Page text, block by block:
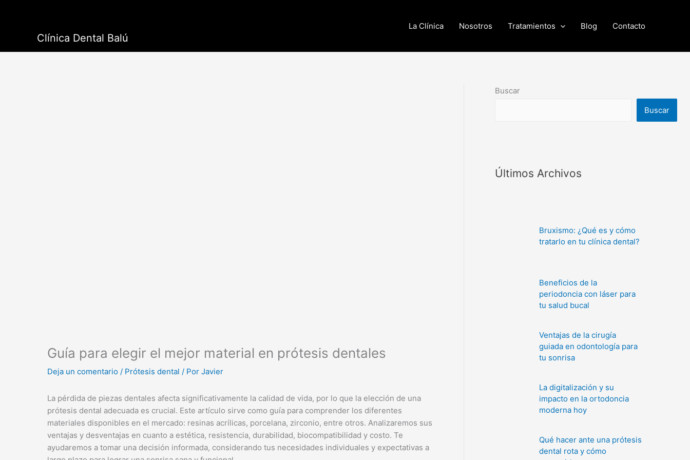
Clínica Dental Balú
La Clínica Nosotros Tratamientos Blog Contacto
Guía para elegir el mejor material en prótesis dentales
Deja un comentario / Prótesis dental / Por Javier
La pérdida de piezas dentales afecta significativamente la calidad de vida, por lo que la elección de una
prótesis dental adecuada es crucial. Este artículo sirve como guía para comprender los diferentes
materiales disponibles en el mercado: resinas acrílicas, porcelana, zirconio, entre otros. Analizaremos sus
ventajas y desventajas en cuanto a estética, resistencia, durabilidad, biocompatibilidad y costo. Te
ayudaremos a tomar una decisión informada, considerando tus necesidades individuales y expectativas a
Buscar
Buscar
Últimos Archivos
Bruxismo: ¿Qué es y cómo
tratarlo en tu clínica dental?
Beneficios de la
periodoncia con láser para
tu salud bucal
Ventajas de la cirugía
guiada en odontología para
tu sonrisa
La digitalización y su
impacto en la ortodoncia
moderna hoy
Qué hacer ante una prótesis
dental rota y cómo